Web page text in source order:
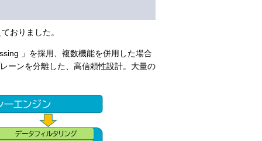
おりました。
」を採用、複数機能を併用した場合
ーンを分離した、高信頼性設計。大量の